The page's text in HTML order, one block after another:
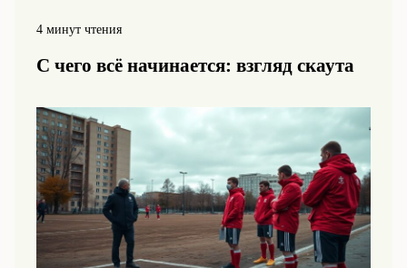
4 минут чтения
С чего всё начинается: взгляд скаута